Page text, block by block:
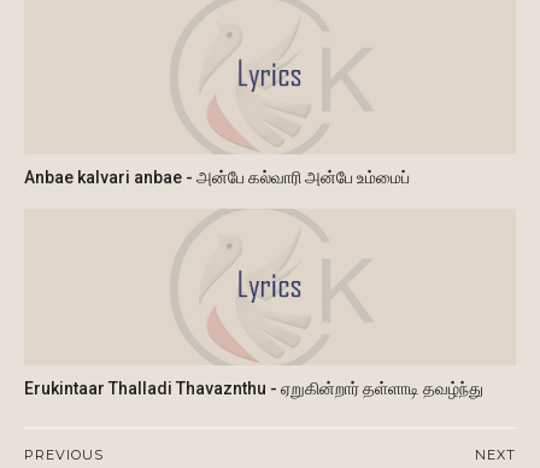
Anbae kalvari anbae - அன்பே கல்வாரி அன்பே உம்மைப்
Erukintaar Thalladi Thavaznthu - ஏறுகின்றார் தள்ளாடி தவழ்ந்து
NEXT
PREVIOUS